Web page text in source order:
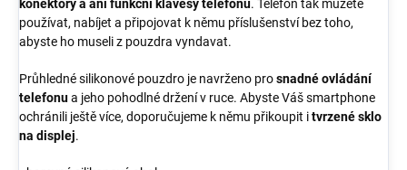
konektory a ani funkční klávesy telefonu. Telefon tak můžete
používat, nabíjet a připojovat k němu příslušenství bez toho,
abyste ho museli z pouzdra vyndavat.
Průhledné silikonové pouzdro je navrženo prosnadné ovládání
telefonua jeho pohodlné držení v ruce. Abyste Váš smartphone
ochránili ještě více, doporučujeme k němu přikoupit itvrzené sklo
na displej.